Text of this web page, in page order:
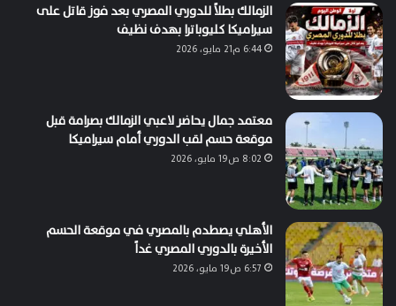
الزمالك بطلاً للدوري المصري بعد فوز قاتل على
سيراميكا كليوباترا بهدف نظيف
6:44 م21 مايو، 2026
معتمد جمال يحاضر لاعبي الزمالك بصرامة قبل
موقعة حسم لقب الدوري أمام سيراميكا
8:02 ص19 مايو، 2026
الأهلي يصطدم بالمصري في موقعة الحسم
الأخيرة بالدوري المصري غداً
6:57 ص19 مايو، 2026